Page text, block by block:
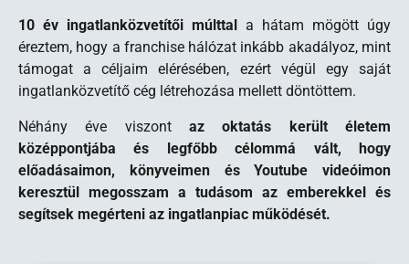
10 év ingatlanközvetítői múlttal
a hátam mögött úgy
éreztem, hogy a franchise hálózat inkább akadályoz, mint
támogat a céljaim elérésében, ezért végül egy saját
ingatlanközvetítő cég létrehozása mellett döntöttem.
Néhány éve viszont az oktatás került életem
középpontjába és legfőbb célommá vált, hogy
előadásaimon, könyveimen és Youtube videóimon
keresztül megosszam a tudásom az emberekkel és
segítsek megérteni az ingatlanpiac működését.